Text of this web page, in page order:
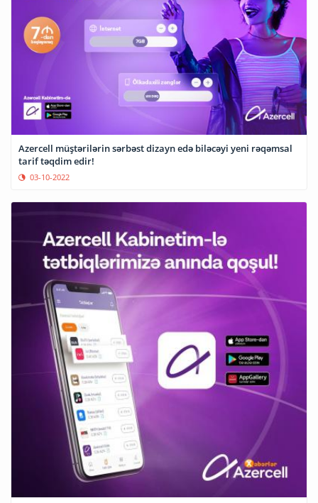
Azercell müştərilərin sərbəst dizayn edə biləcəyi yeni rəqəmsal
tarif təqdim edir!
03-10-2022